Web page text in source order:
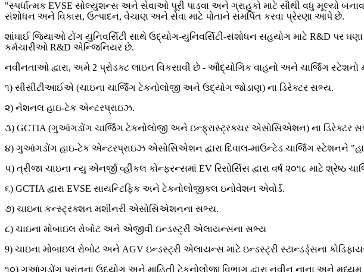
"સ્પર્ધાત્મક EVSE સોલ્યુશન્સ અને સેવાઓ પૂરી પાડવા અને ગ્રાહકો માટે સૌથી વધુ મૂલ્યો
સંશોધન અને વિકાસ, ઉત્પાદન, વેચાણ અને સેવા માટે પોતાને સમર્પિત કરવા પ્રેરણા આપે છે.
શાંઘાઈ જિયાઓ ટોંગ યુનિવર્સિટી સાથે ઉદ્યોગ-યુનિવર્સિટી-સંશોધન સહયોગ માટે R&D પર
કર્મચારીઓ R&D એન્જિનિયર છે.
નવીનતાઓ દ્વારા, અમે 2 પ્રોડક્ટ લાઇન વિકસાવી છે - ઔદ્યોગિક વાહનો અને ચાર્જિંગ
૧) સીસીટીઆઈએ (ચાઇના ચાર્જિંગ ટેકનોલોજી અને ઉદ્યોગ જોડાણ) ના ડિરેક્ટર સભ્ય.
૨) નેશનલ હાઇ-ટેક એન્ટરપ્રાઇઝ.
૩) GCTIA (ગુઆંગડોંગ ચાર્જિંગ ટેકનોલોજી અને ઇન્ફ્રાસ્ટ્રક્ચર એસોસિએશન) ના ડિરેક્ટર
૪) ગુઆંગડોંગ હાઇ-ટેક એન્ટરપ્રાઇઝ એસોસિએશન દ્વારા દિવાલ-માઉન્ટેડ ચાર્જિંગ સ્ટેશનને
૫) ત્રીજા ચાઇના ન્યુ એનર્જી વ્હીકલ કોન્ફરન્સમાં EV રિસોર્સિસ દ્વારા વર્ષ ૨૦૧૮ માટે શ્રેષ્ઠ
૬) GCTIA દ્વારા EVSE સાયન્ટિફિક અને ટેકનોલોજીકલ ઇનોવેશન એવોર્ડ.
૭) ચાઇના કન્સ્ટ્રક્શન મશીનરી એસોસિએશનના સભ્ય.
૮) ચાઇના મોબાઇલ રોબોટ અને એજીવી ઇન્ડસ્ટ્રી એલાયન્સના સભ્ય
9) ચાઇના મોબાઇલ રોબોટ અને AGV ઇન્ડસ્ટ્રી એલાયન્સ માટે ઇન્ડસ્ટ્રી સ્ટાન્ડર્ડ્સના
૧૦) ગુઆંગડોંગ પ્રાંતના ઉદ્યોગ અને માહિતી ટેકનોલોજી વિભાગ દ્વારા નવીન નાના અને મધ્યમ